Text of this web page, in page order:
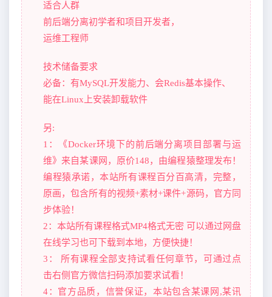
适合人群
前后端分离初学者和项目开发者，
运维工程师
技术储备要求
必备：有MySQL开发能力、会Redis基本操作、
能在Linux上安装卸载软件
另:
1：《Docker环境下的前后端分离项目部署与运
维》来自某课网，原价148，由编程猿整理发布！
编程猿承诺，本站所有课程百分百高清，完整，
原画，包含所有的视频+素材+课件+源码，官方同
步体验！
2：本站所有课程格式MP4格式无密 可以通过网盘
在线学习也可下载到本地，方便快捷！
3： 所有课程全部支持试看任何章节，可通过点
击右侧官方微信扫码添加要求试看！
4：官方品质，信誉保证，本站包含某课网,某讯